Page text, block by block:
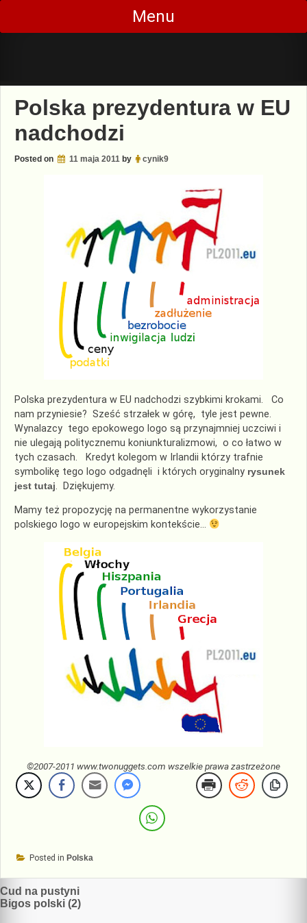
Skip
content
Menu
Polska prezydentura w EU
nadchodzi
Posted on 11 maja 2011 by cynik9
Polska prezydentura w EU nadchodzi szybkimi krokami. Co
nam przyniesie? Sześć strzałek w górę, tyle jest pewne.
Wynalazcy tego epokowego logo są przynajmniej uczciwi i
nie ulegają politycznemu koniunkturalizmowi, o co łatwo w
tych czasach. Kredyt kolegom w Irlandii którzy trafnie
symbolikę tego logo odgadnęli i których oryginalny rysunek
jest tutaj. Dziękujemy.
Mamy też propozycję na permanentne wykorzystanie
polskiego logo w europejskim kontekście…
©2007-2011 www.twonuggets.com wszelkie prawa zastrzeżone
Posted in Polska
Nawigacja
wpisu
Cud na pustyni
Bigos polski (2)